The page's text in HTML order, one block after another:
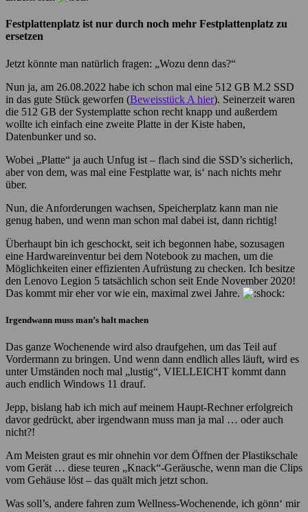
Festplattenplatz ist nur durch noch mehr Festplattenplatz zu
ersetzen
Jetzt könnte man natürlich fragen: „Wozu denn das?“
Nun ja, am 26.08.2022 habe ich schon mal eine 512 GB M.2 SSD
in das gute Stück geworfen (Beweisstück A hier). Seinerzeit waren
die 512 GB der Systemplatte schon recht knapp und außerdem
wollte ich einfach eine zweite Platte in der Kiste haben,
Datenbunker und so.
Wobei „Platte“ ja auch Unfug ist – flach sind die SSD’s sicherlich,
aber von dem, was mal eine Festplatte war, is‘ nach nichts mehr
über.
Nun, die Anforderungen wachsen, Speicherplatz kann man nie
genug haben, und wenn man schon mal dabei ist, dann richtig!
Überhaupt bin ich geschockt, seit ich begonnen habe, sozusagen
eine Hardwareinventur bei dem Notebook zu machen, um die
Möglichkeiten einer effizienten Aufrüstung zu checken. Ich besitze
den Lenovo Legion 5 tatsächlich schon seit Ende November 2020!
Das kommt mir eher vor wie ein, maximal zwei Jahre.
Irgendwann muss man’s halt machen
Das ganze Wochenende wird also draufgehen, um das Teil auf
Vordermann zu bringen. Und wenn dann endlich alles läuft, wird es
unter Umständen noch mal „lustig“, VIELLEICHT kommt dann
auch endlich Windows 11 drauf.
Jepp, bislang hab ich mich auf meinem Haupt-Rechner erfolgreich
davor gedrückt, aber irgendwann muss man ja mal … oder auch
nicht?!
Am Meisten graut es mir ohnehin vor dem Öffnen der Plastikschale
vom Gerät … diese teuren „Knack“-Geräusche, wenn man die Clips
vom Gehäuse löst – das quält mich jetzt schon.
Was soll’s, andere fahren zum Wellness-Wochenende, ich gönn‘ mir